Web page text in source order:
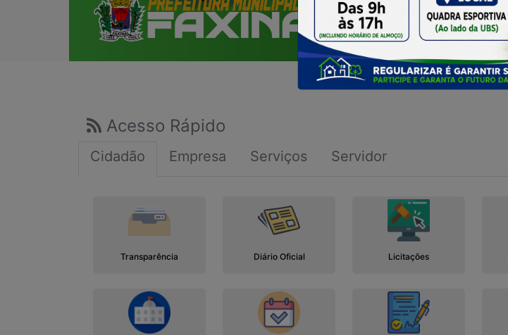
Acesso Rápido
Cidadão Empresa Serviços Servidor
Transparência Diário Oficial Licitações